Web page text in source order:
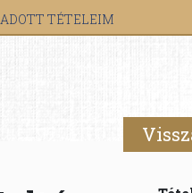
TÉTELEIM